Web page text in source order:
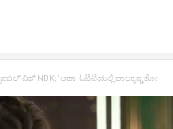
ವಿಥ್ NBK; ‘ಆಹಾ’ ಓಟಿಟಿಯಲ್ಲಿ ಬಾಲಕೃಷ್ಣ ಶೋ